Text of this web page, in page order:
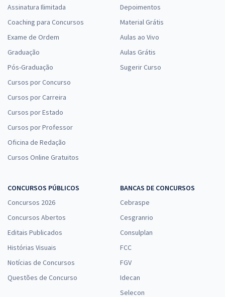
Assinatura Ilimitada
Coaching para Concursos
Exame de Ordem
Graduação
Pós-Graduação
Cursos por Concurso
Cursos por Carreira
Cursos por Estado
Cursos por Professor
Oficina de Redação
Cursos Online Gratuitos
Depoimentos
Material Grátis
Aulas ao Vivo
Aulas Grátis
Sugerir Curso
CONCURSOS PÚBLICOS
Concursos 2026
Concursos Abertos
Editais Publicados
Histórias Visuais
Notícias de Concursos
Questões de Concurso
BANCAS DE CONCURSOS
Cebraspe
Cesgranrio
Consulplan
FCC
FGV
Idecan
Selecon